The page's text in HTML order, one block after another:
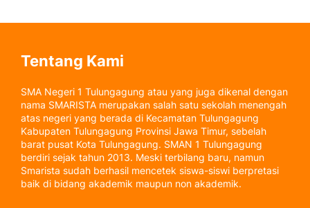
Tentang Kami
SMA Negeri 1 Tulungagung atau yang juga dikenal dengan
nama SMARISTA merupakan salah satu sekolah menengah
atas negeri yang berada di Kecamatan Tulungagung
Kabupaten Tulungagung Provinsi Jawa Timur, sebelah
barat pusat Kota Tulungagung. SMAN 1 Tulungagung
berdiri sejak tahun 2013. Meski terbilang baru, namun
Smarista sudah berhasil mencetek siswa-siswi berpretasi
baik di bidang akademik maupun non akademik.